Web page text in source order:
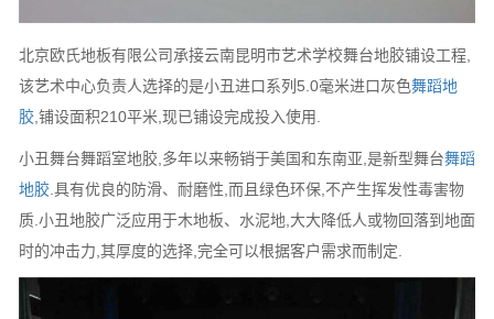
北京欧氏地板有限公司承接云南昆明市艺术学校舞台地胶铺设工程,
该艺术中心负责人选择的是小丑进口系列5.0毫米进口灰色舞蹈地
胶 ,铺设面积210平米,现已铺设完成投入使用.
小丑舞台舞蹈室地胶,多年以来畅销于美国和东南亚,是新型舞台舞蹈
地胶 .具有优良的防滑、耐磨性,而且绿色环保,不产生挥发性毒害物
质.小丑地胶广泛应用于木地板、水泥地,大大降低人或物回落到地面
时的冲击力,其厚度的选择,完全可以根据客户需求而制定.